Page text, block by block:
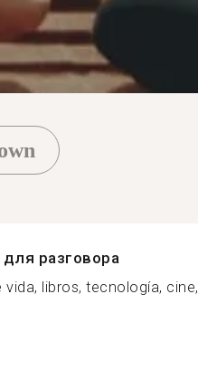
разговора
vida, libros, tecnología, cine,